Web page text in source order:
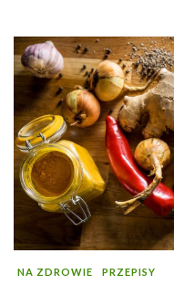
NA ZDROWIE PRZEPISY